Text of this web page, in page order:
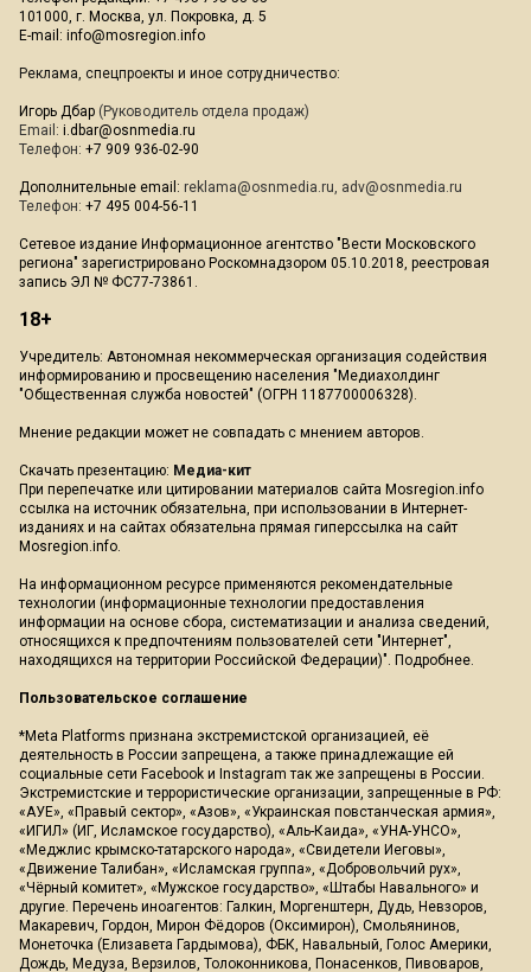
101000, г. Москва, ул. Покровка, д. 5
E-mail: info@mosregion.info
Реклама, спецпроекты и иное сотрудничество:
Игорь Дбар (Руководитель отдела продаж)
Email: i.dbar@osnmedia.ru
Телефон: +7 909 936-02-90
Дополнительные email: reklama@osnmedia.ru, adv@osnmedia.ru
Телефон: +7 495 004-56-11
Сетевое издание Информационное агентство "Вести Московского
региона" зарегистрировано Роскомнадзором 05.10.2018, реестровая
запись ЭЛ № ФС77-73861.
18+
Учредитель: Автономная некоммерческая организация содействия
информированию и просвещению населения "Медиахолдинг
"Общественная служба новостей" (ОГРН 1187700006328).
Мнение редакции может не совпадать с мнением авторов.
Скачать презентацию: Медиа-кит
При перепечатке или цитировании материалов сайта Mosregion.info
ссылка на источник обязательна, при использовании в Интернет-
изданиях и на сайтах обязательна прямая гиперссылка на сайт
Mosregion.info.
На информационном ресурсе применяются рекомендательные
технологии (информационные технологии предоставления
информации на основе сбора, систематизации и анализа сведений,
относящихся к предпочтениям пользователей сети "Интернет",
находящихся на территории Российской Федерации)". Подробнее.
Пользовательское соглашение
*Meta Platforms признана экстремистской организацией, её
деятельность в России запрещена, а также принадлежащие ей
социальные сети Facebook и Instagram так же запрещены в России.
Экстремистские и террористические организации, запрещенные в РФ:
«АУЕ», «Правый сектор», «Азов», «Украинская повстанческая армия»,
«ИГИЛ» (ИГ, Исламское государство), «Аль-Каида», «УНА-УНСО»,
«Меджлис крымско-татарского народа», «Свидетели Иеговы»,
«Движение Талибан», «Исламская группа», «Добровольчий рух»,
«Чёрный комитет», «Мужское государство», «Штабы Навального» и
другие. Перечень иноагентов: Галкин, Моргенштерн, Дудь, Невзоров,
Макаревич, Гордон, Мирон Фёдоров (Оксимирон), Смольянинов,
Монеточка (Елизавета Гардымова), ФБК, Навальный, Голос Америки,
Дождь, Медуза, Верзилов, Толоконникова, Понасенков, Пивоваров,